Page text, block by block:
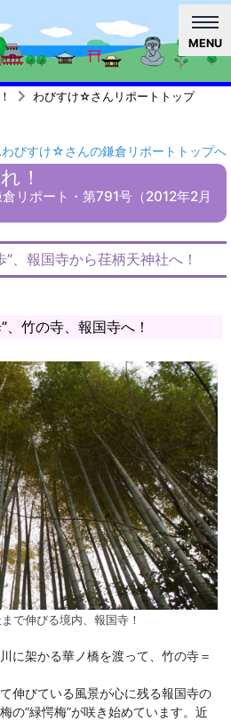
MENU
わびすけ☆さんリポートトップ
びすけ☆さんの鎌倉リポートトップへ
！
リポート・第791号（2012年2月
、報国寺から荏柄天神社へ！
竹の寺、報国寺へ！
で伸びる境内、報国寺！
に架かる華ノ橋を渡って、竹の寺＝
伸びている風景が心に残る報国寺の
の”緑愕梅”が咲き始めています。近